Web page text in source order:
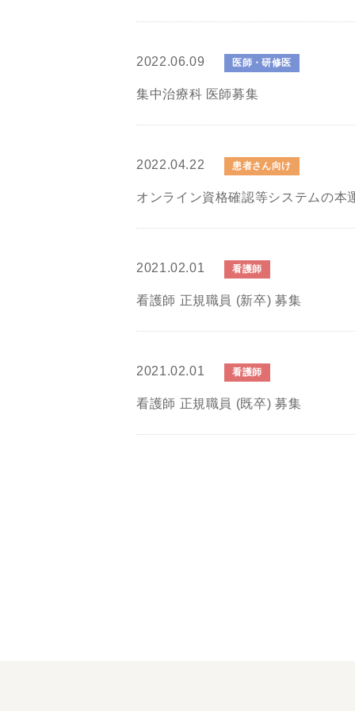
2022.06.09 医師・研修医
集中治療科 医師募集
2022.04.22 患者さん向け
オンライン資格確認等システムの本
2021.02.01 看護師
看護師 正規職員 (新卒) 募集
2021.02.01 看護師
看護師 正規職員 (既卒) 募集